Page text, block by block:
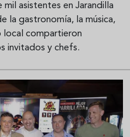
mil asistentes en Jarandilla
la gastronomía, la música,
local compartieron
invitados y chefs.